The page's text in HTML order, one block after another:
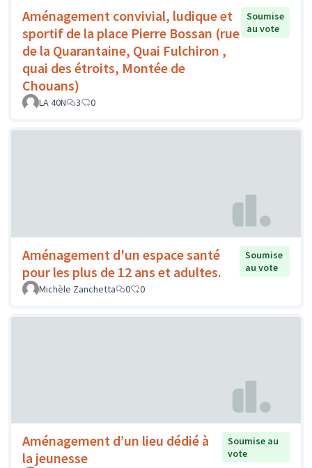
Aménagement convivial, ludique et
sportif de la place Pierre Bossan (rue
de la Quarantaine, Quai Fulchiron ,
quai des étroits, Montée de
Chouans)
Soumise
au vote
LA 40N 3 0
Aménagement d'un espace santé
pour les plus de 12 ans et adultes.
Soumise
au vote
Michèle Zanchetta
0 0
Aménagement d’un lieu dédié à
la jeunesse
Soumise au
vote